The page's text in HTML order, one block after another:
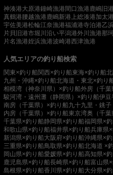
神湊港大原港鐘崎漁港 間口漁港鹿嶋旧港
真鶴港 腰越漁港鹿嶋新港 上総湊港加太港
宇佐美港松輪江奈漁港福浦港寺泊港乙
片貝旧港市堀川沿い平潟港外川漁港那
片名漁港姪浜漁港波崎港西津漁港
人気エリアの釣り船検索
関東×釣り船関西×釣り船東海×釣り船
九州・沖縄×釣り船北海道・東北×釣り
相模湾（神奈川県）×釣り船外房（千葉
駿河湾・遠州灘（静岡県）×釣り船伊豆
南房（千葉県）×釣り船九十九里・銚
内房（千葉県）×釣り船東京湾奥（千
千葉県×釣り船静岡県×釣り船福岡県×
和歌山県×釣り船福井県×釣り船兵庫県
新潟県×釣り船大阪府×釣り船沖縄県×
三重県×釣り船鳥取県×釣り船北海道 ×
岡山県×釣り船愛媛県×釣り船高知県×
鹿児島県×釣り船長崎県×釣り船富山県
島根県×釣り船香川県×釣り船大分県×